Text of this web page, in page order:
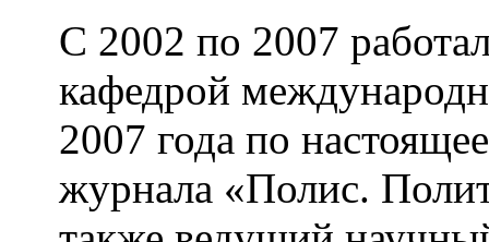
С 2002 по 2007
кафедрой
2007 года по
журнала «Полис.